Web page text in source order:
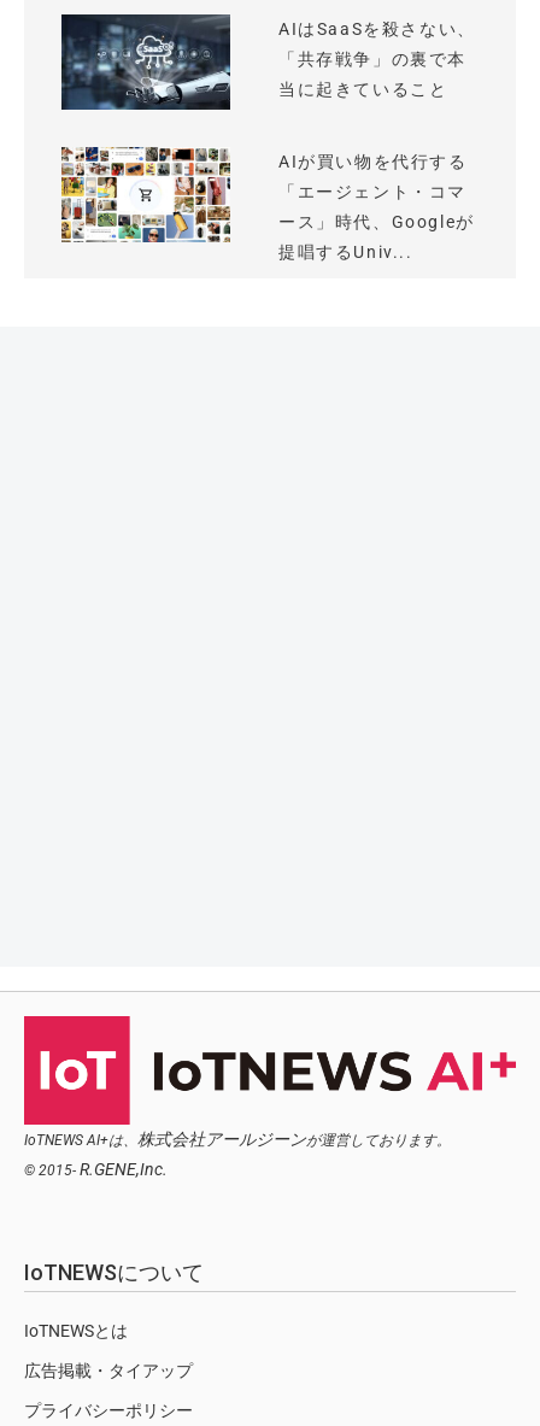
AIはSaaSを殺さない、
「共存戦争」の裏で本
当に起きていること
AIが買い物を代行する
「エージェント・コマ
ース」時代、Googleが
提唱するUniv...
IoTNEWS AI+は、 株式会社アールジーンが運営しております。
© 2015- R.GENE,Inc.
IoTNEWSについて
IoTNEWSとは
広告掲載・タイアップ
プライバシーポリシー